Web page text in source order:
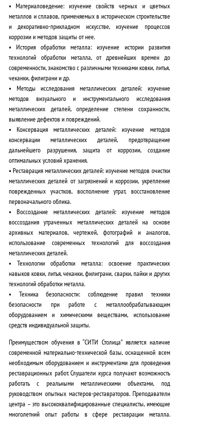
•Материаловедение: изучение свойств черных и цветных
металлов и сплавов, применяемых в историческом строительстве
и декоративно-прикладном искусстве, изучение процессов
коррозии и методов защиты от нее.
•История обработки металла: изучение истории развития
технологий обработки металла, от древнейших времен до
современности, знакомство с различными техниками ковки, литья,
чеканки, филиграни и др.
• Методы исследования металлических деталей: изучение
методов визуального и инструментального исследования
металлических деталей, определение степени сохранности,
выявление дефектов и повреждений.
•Консервация металлических деталей: изучение методов
консервации металлических деталей, предотвращение
дальнейшего разрушения, защита от коррозии, создание
оптимальных условий хранения.
•Реставрация металлических деталей:изучение методов очистки
металлических деталей от загрязнений и коррозии, укрепление
поврежденных участков, восполнение утрат, восстановление
первоначального облика.
•Воссоздание металлических деталей: изучение методов
воссоздания утраченных металлических деталей на основе
архивных материалов, чертежей, фотографий и аналогов,
использование современных технологий для воссоздания
металлических деталей.
• Технологии обработки металла: освоение практических
навыков ковки, литья, чеканки, филиграни, сварки, пайки и других
технологий обработки металла.
• Техника безопасности: соблюдение правил техники
безопасности при работе с металлообрабатывающим
оборудованием и химическими веществами, использование
средств индивидуальной защиты.
Преимуществом обучения в “СИТИ Столица” является наличие
современной материально-технической базы, оснащенной всем
необходимым оборудованием и инструментами для проведения
реставрационных работ. Слушатели курса получают возможность
работать с реальными металлическими объектами, под
руководством опытных мастеров-реставраторов. Преподаватели
центра – это высококвалифицированные специалисты, имеющие
многолетний опыт работы в сфере реставрации металла.